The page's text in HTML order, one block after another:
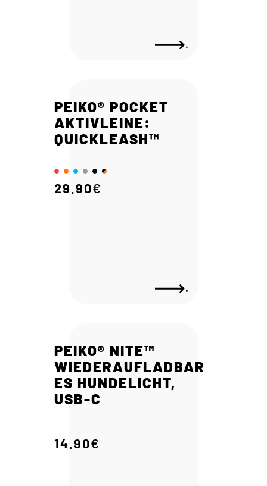
.
PEIKO® POCKET
AKTIVLEINE:
QUICKLEASH™
29.90€
.
PEIKO® NITE™
WIEDERAUFLADBAR
ES HUNDELICHT,
USB-C
14.90€